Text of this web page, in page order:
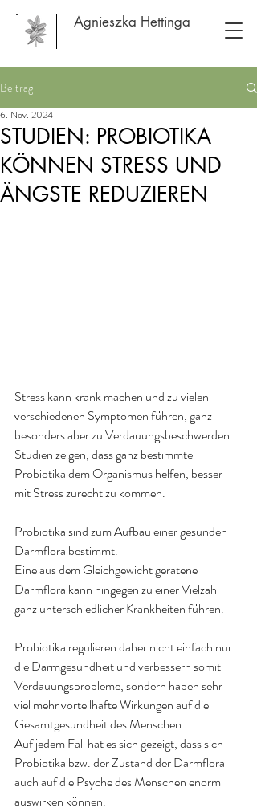
Agnieszka Hettinga
Beitrag
STUDIEN: PROBIOTIKA
KÖNNEN STRESS UND
ÄNGSTE REDUZIEREN
6. Nov. 2024
Stress kann krank machen und zu vielen
verschiedenen Symptomen führen, ganz
besonders aber zu Verdauungsbeschwerden.
Studien zeigen, dass ganz bestimmte
Probiotika dem Organismus helfen, besser
mit Stress zurecht zu kommen.
Probiotika sind zum Aufbau einer gesunden
Darmflora bestimmt.
Eine aus dem Gleichgewicht geratene
Darmflora kann hingegen zu einer Vielzahl
ganz unterschiedlicher Krankheiten führen.
Probiotika regulieren daher nicht einfach nur
die Darmgesundheit und verbessern somit
Verdauungsprobleme, sondern haben sehr
viel mehr vorteilhafte Wirkungen auf die
Gesamtgesundheit des Menschen.
Auf jedem Fall hat es sich gezeigt, dass sich
Probiotika bzw. der Zustand der Darmflora
auch auf die Psyche des Menschen enorm
auswirken können.